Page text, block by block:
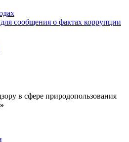
сообщения о фактах коррупции
в сфере природопользования